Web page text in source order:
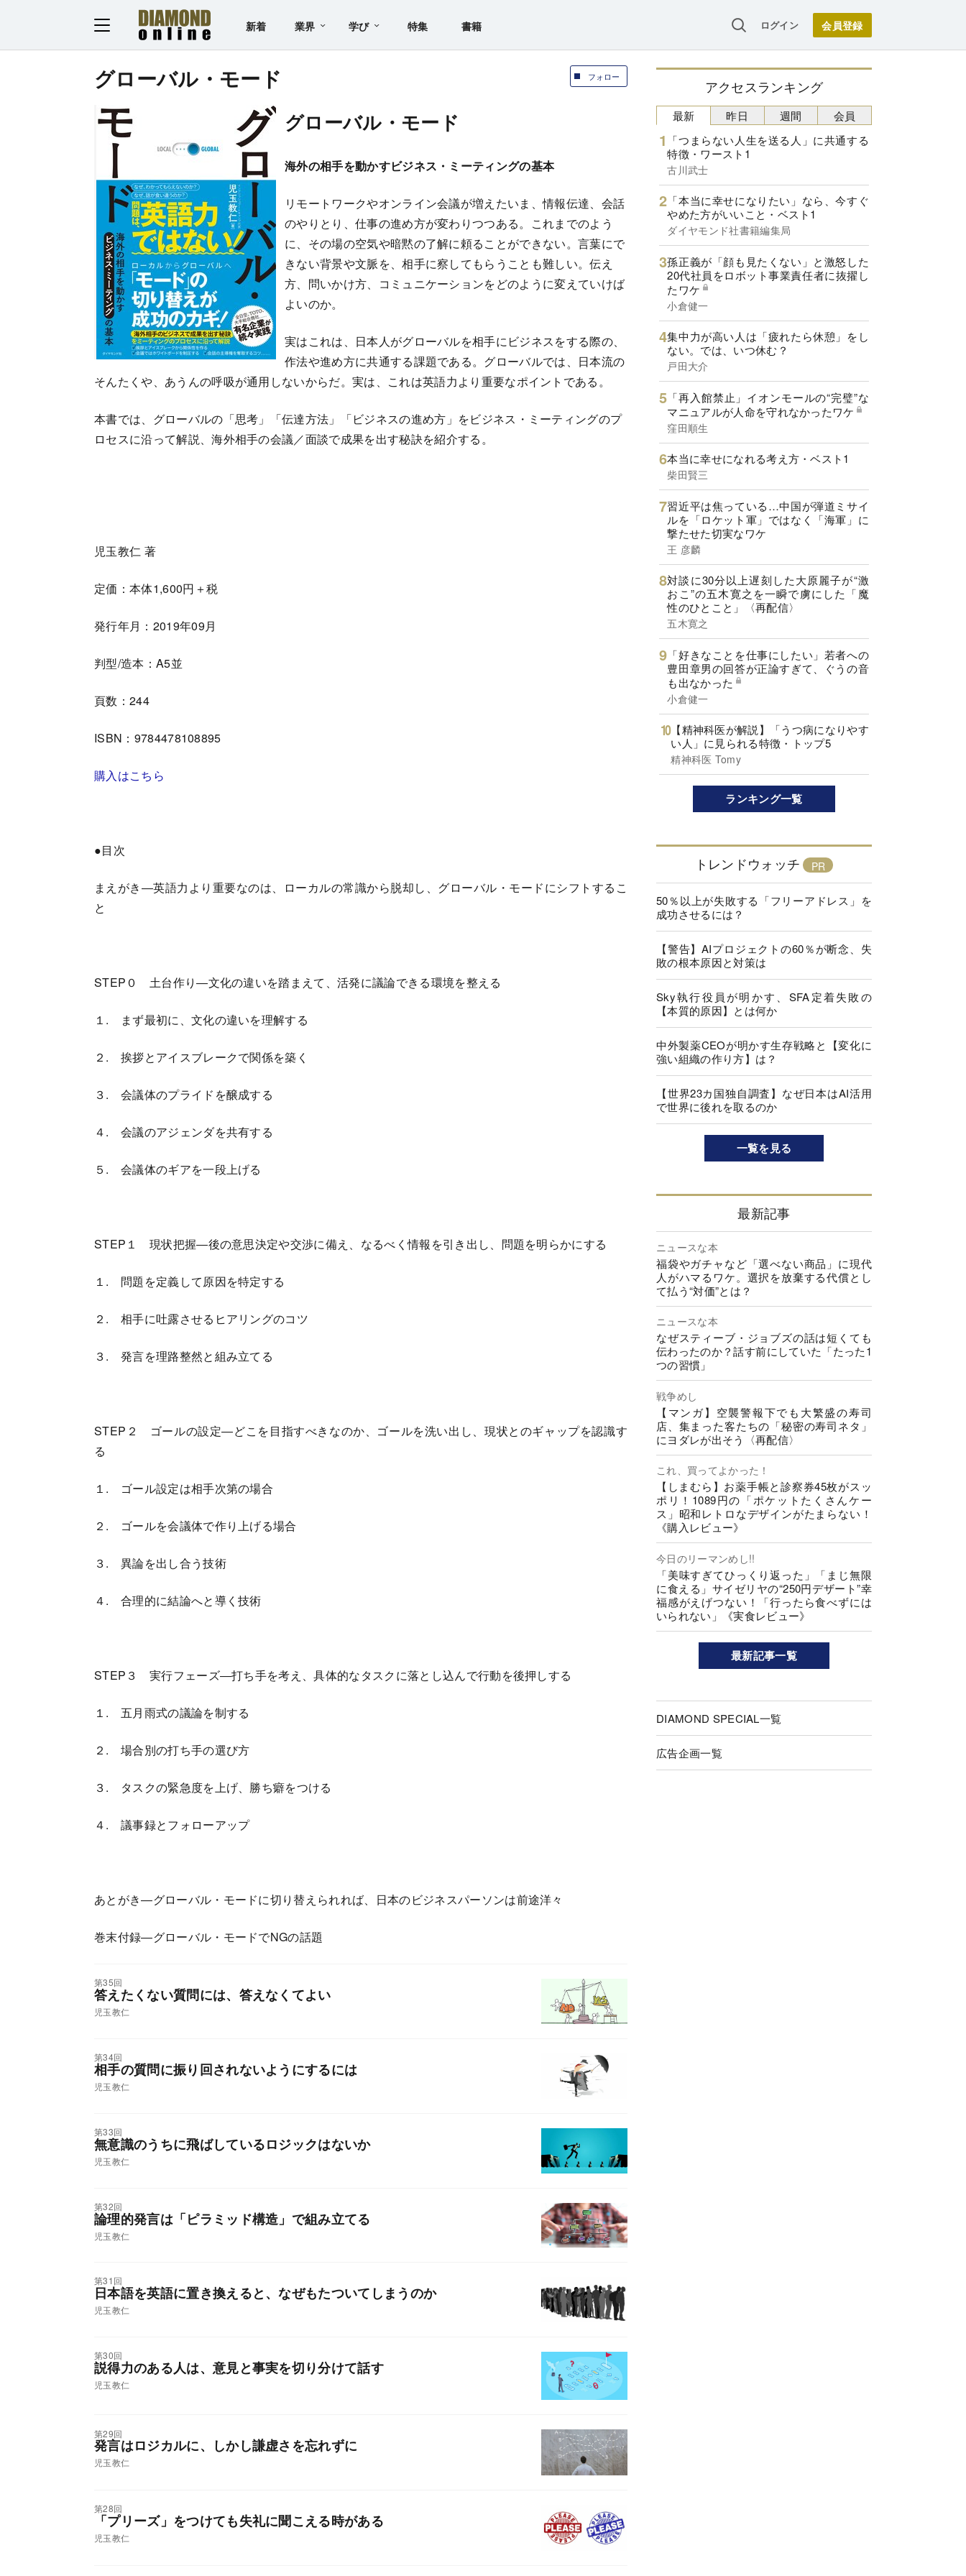
新着 業界 学び 特集 書籍 ログイン
フォロー
グローバル・モード
グローバル・モード
海外の相手を動かすビジネス・ミーティングの基本
リモートワークやオンライン会議が増えたいま、情報伝達、会話
のやりとり、仕事の進め方が変わりつつある。これまでのよう
に、その場の空気や暗黙の了解に頼ることができない。言葉にで
きない背景や文脈を、相手に察してもらうことも難しい。伝え
方、問いかけ方、コミュニケーションをどのように変えていけば
よいのか。
実はこれは、日本人がグローバルを相手にビジネスをする際の、
作法や進め方に共通する課題である。グローバルでは、日本流の
そんたくや、あうんの呼吸が通用しないからだ。実は、これは英語力より重要なポイントである。
本書では、グローバルの「思考」「伝達方法」「ビジネスの進め方」をビジネス・ミーティングのプ
ロセスに沿って解説、海外相手の会議／面談で成果を出す秘訣を紹介する。
児玉教仁 著
定価：本体1,600円＋税
発行年月：2019年09月
判型/造本：A5並
頁数：244
ISBN：9784478108895
購入はこちら
●目次
まえがき―英語力より重要なのは、ローカルの常識から脱却し、グローバル・モードにシフトするこ
と
STEP０ 土台作り―文化の違いを踏まえて、活発に議論できる環境を整える
１. まず最初に、文化の違いを理解する
２. 挨拶とアイスブレークで関係を築く
３. 会議体のプライドを醸成する
４. 会議のアジェンダを共有する
５. 会議体のギアを一段上げる
STEP１ 現状把握―後の意思決定や交渉に備え、なるべく情報を引き出し、問題を明らかにする
１. 問題を定義して原因を特定する
２. 相手に吐露させるヒアリングのコツ
３. 発言を理路整然と組み立てる
STEP２ ゴールの設定―どこを目指すべきなのか、ゴールを洗い出し、現状とのギャップを認識す
る
１. ゴール設定は相手次第の場合
２. ゴールを会議体で作り上げる場合
３. 異論を出し合う技術
４. 合理的に結論へと導く技術
STEP３ 実行フェーズ―打ち手を考え、具体的なタスクに落とし込んで行動を後押しする
１. 五月雨式の議論を制する
２. 場合別の打ち手の選び方
３. タスクの緊急度を上げ、勝ち癖をつける
４. 議事録とフォローアップ
あとがき―グローバル・モードに切り替えられれば、日本のビジネスパーソンは前途洋々
巻末付録―グローバル・モードでNGの話題
第35回
答えたくない質問には、答えなくてよい
児玉教仁
第34回
相手の質問に振り回されないようにするには
児玉教仁
第33回
無意識のうちに飛ばしているロジックはないか
児玉教仁
第32回
論理的発言は「ピラミッド構造」で組み立てる
児玉教仁
第31回
日本語を英語に置き換えると、なぜもたついてしまうのか
児玉教仁
第30回
説得力のある人は、意見と事実を切り分けて話す
児玉教仁
第29回
発言はロジカルに、しかし謙虚さを忘れずに
児玉教仁
第28回
「プリーズ」をつけても失礼に聞こえる時がある
児玉教仁
アクセスランキング
最新
「つまらない人生を送る人」に共通する
特徴・ワースト1
古川武士
「本当に幸せになりたい」なら、今すぐ
やめた方がいいこと・ベスト1
ダイヤモンド社書籍編集局
孫正義が「顔も見たくない」と激怒した
20代社員をロボット事業責任者に抜擢し
たワケ
小倉健一
集中力が高い人は「疲れたら休憩」をし
ない。では、いつ休む？
戸田大介
「再入館禁止」イオンモールの“完璧”な
マニュアルが人命を守れなかったワケ
窪田順生
本当に幸せになれる考え方・ベスト1
柴田賢三
習近平は焦っている…中国が弾道ミサイ
ルを「ロケット軍」ではなく「海軍」に
撃たせた切実なワケ
王 彦麟
対談に30分以上遅刻した大原麗子が“激
おこ”の五木寛之を一瞬で虜にした「魔
性のひとこと」〈再配信〉
五木寛之
「好きなことを仕事にしたい」若者への
豊田章男の回答が正論すぎて、ぐうの音
も出なかった
小倉健一
【精神科医が解説】「うつ病になりやす
い人」に見られる特徴・トップ5
精神科医 Tomy
昨日 週間 会員
ランキング一覧
トレンドウォッチ
50％以上が失敗する「フリーアドレス」を
成功させるには？
【警告】AIプロジェクトの60％が断念、失
敗の根本原因と対策は
Sky執行役員が明かす、SFA定着失敗の
【本質的原因】とは何か
中外製薬CEOが明かす生存戦略と【変化に
強い組織の作り方】は？
【世界23カ国独自調査】なぜ日本はAI活用
で世界に後れを取るのか
一覧を見る
最新記事
ニュースな本
福袋やガチャなど「選べない商品」に現代
人がハマるワケ。選択を放棄する代償とし
て払う“対価”とは？
ニュースな本
なぜスティーブ・ジョブズの話は短くても
伝わったのか？話す前にしていた「たった1
つの習慣」
戦争めし
【マンガ】空襲警報下でも大繁盛の寿司
店、集まった客たちの「秘密の寿司ネタ」
にヨダレが出そう〈再配信〉
これ、買ってよかった！
【しまむら】お薬手帳と診察券45枚がスッ
ポリ！1089円の「ポケットたくさんケー
ス」昭和レトロなデザインがたまらない！
《購入レビュー》
今日のリーマンめし!!
「美味すぎてひっくり返った」「まじ無限
に食える」サイゼリヤの“250円デザート”幸
福感がえげつない！「行ったら食べずには
いられない」《実食レビュー》
最新記事一覧
DIAMOND SPECIAL一覧
広告企画一覧